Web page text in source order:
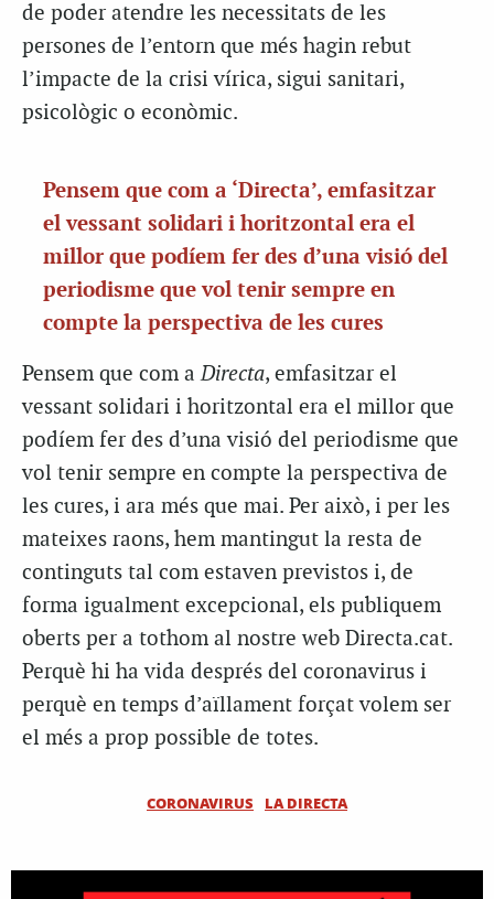
de poder atendre les necessitats de les
persones de l’entorn que més hagin rebut
l’impacte de la crisi vírica, sigui sanitari,
psicològic o econòmic.
Pensem que com a ‘Directa’, emfasitzar
el vessant solidari i horitzontal era el
millor que podíem fer des d’una visió del
periodisme que vol tenir sempre en
compte la perspectiva de les cures
Pensem que com aDirecta, emfasitzar el
vessant solidari i horitzontal era el millor que
podíem fer des d’una visió del periodisme que
vol tenir sempre en compte la perspectiva de
les cures, i ara més que mai. Per això, i per les
mateixes raons, hem mantingut la resta de
continguts tal com estaven previstos i, de
forma igualment excepcional, els publiquem
oberts per a tothom al nostre web Directa.cat.
Perquè hi ha vida després del coronavirus i
perquè en temps d’aïllament forçat volem ser
el més a prop possible de totes.
CORONAVIRUS LA DIRECTA